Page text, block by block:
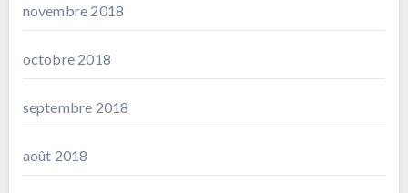
novembre 2018
octobre 2018
septembre 2018
août 2018